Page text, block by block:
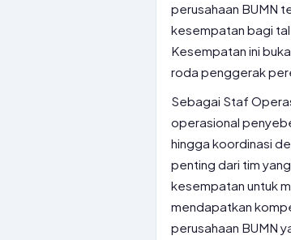
perusahaan BUMN
kesempatan bagi
Kesempatan ini
roda penggerak
Sebagai Staf
operasional
hingga koordinasi
penting dari tim
kesempatan untuk
mendapatkan
perusahaan BUMN